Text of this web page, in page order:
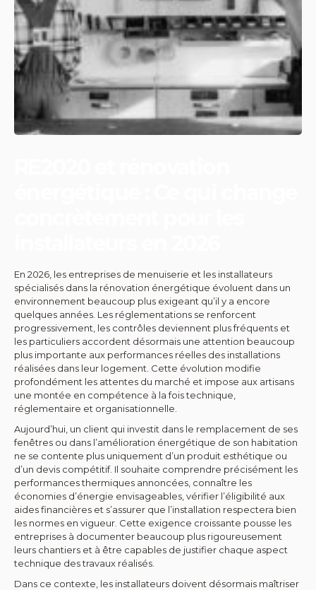
En 2026, les entreprises de menuiserie et les installateurs
spécialisés dans la rénovation énergétique évoluent dans un
environnement beaucoup plus exigeant qu’il y a encore
quelques années. Les réglementations se renforcent
progressivement, les contrôles deviennent plus fréquents et
les particuliers accordent désormais une attention beaucoup
plus importante aux performances réelles des installations
réalisées dans leur logement. Cette évolution modifie
profondément les attentes du marché et impose aux artisans
une montée en compétence à la fois technique,
réglementaire et organisationnelle.
Aujourd’hui, un client qui investit dans le remplacement de ses
fenêtres ou dans l’amélioration énergétique de son habitation
ne se contente plus uniquement d’un produit esthétique ou
d’un devis compétitif. Il souhaite comprendre précisément les
performances thermiques annoncées, connaître les
économies d’énergie envisageables, vérifier l’éligibilité aux
aides financières et s’assurer que l’installation respectera bien
les normes en vigueur. Cette exigence croissante pousse les
entreprises à documenter beaucoup plus rigoureusement
leurs chantiers et à être capables de justifier chaque aspect
technique des travaux réalisés.
Dans ce contexte, les installateurs doivent désormais maîtriser